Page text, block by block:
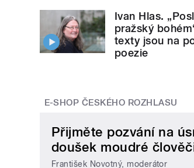
Ivan Hlas.
pražský
texty jsou na
poezie
E-SHOP ČESKÉHO ROZHLASU
Přijměte pozvání na
doušek moudré
František Novotný, moderátor